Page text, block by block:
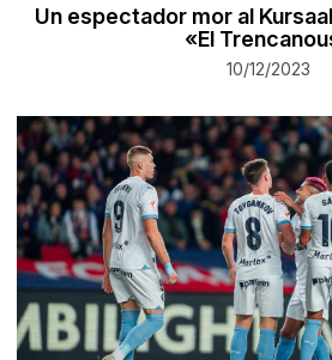
Un espectador mor al
«El
10/12/2023